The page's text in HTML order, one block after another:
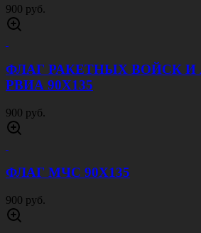
900 руб.
ФЛАГ РАКЕТНЫХ ВОЙСК И
РВИА 90Х135
900 руб.
ФЛАГ МЧС 90Х135
900 руб.